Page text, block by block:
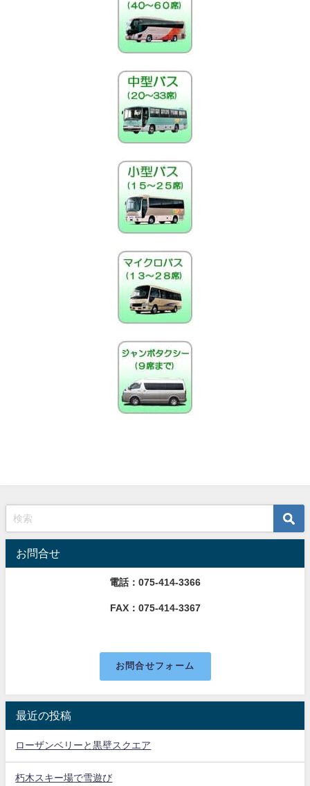
お問合せ
電話：075-414-3366
FAX：075-414-3367
お問合せフォーム
最近の投稿
ローザンベリーと黒壁スクエア
朽木スキー場で雪遊び